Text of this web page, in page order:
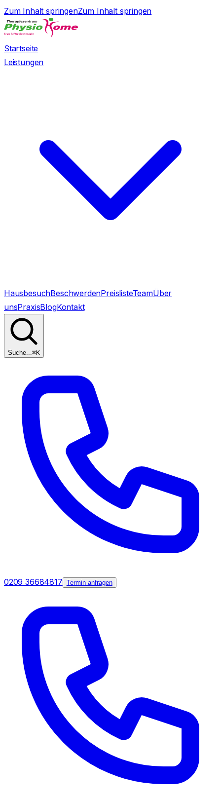
Zum Inhalt springenZum Inhalt springen
Startseite
Leistungen
HausbesuchBeschwerdenPreislisteTeamÜber
unsPraxisBlogKontakt
Suche...⌘K
0209 36684817 Termin anfragen